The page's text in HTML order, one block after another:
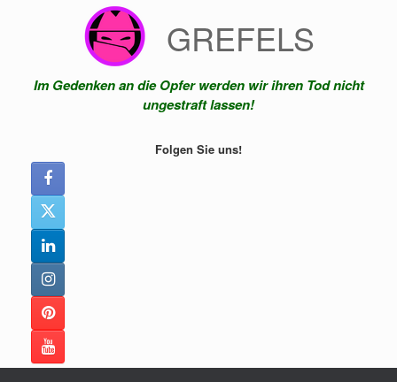
GREFELS
Im Gedenken an die Opfer werden wir ihren Tod nicht
ungestraft lassen!
Folgen Sie uns!